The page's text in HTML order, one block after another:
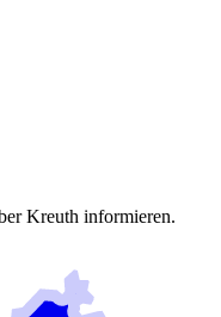
Kreuth informieren.